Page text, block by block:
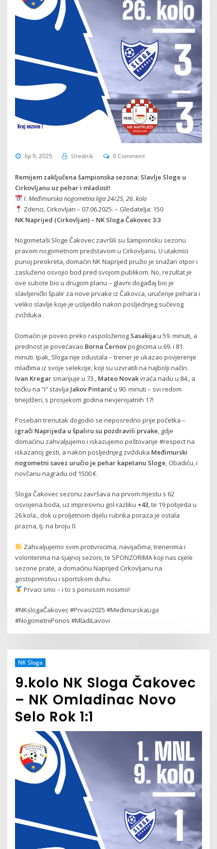
lip 9, 2025 Urednik 0 Comment
Remijem zaključena šampionska sezona: Slavlje Sloge u
Cirkovljanu uz pehar i mladost!
I. Međimurska nogometna liga 24/25, 26. kolo
Zdenci, Cirkovljan – 07.06.2025. – Gledatelja: 150
NK Naprijed (Cirkovljan) – NK Sloga Čakovec 3:3
Nogometaši Sloge Čakovec završili su šampionsku sezonu
pravom nogometnom predstavom u Cirkovljanu. U utakmici
punoj preokreta, domaćin NK Naprijed pružio je snažan otpor i
zasluženo osvojio bod pred svojom publikom. No, rezultat je
ove subote bio u drugom planu – glavni događaj bio je
slavljenički špalir za nove prvake iz Čakovca, uručenje pehara i
veliko slavlje koje je uslijedilo nakon posljednjeg sučevog
zvižduka.
Domaćin je poveo preko raspoloženog Sasakija u 59. minuti, a
prednost je povećavao Borna Černovpogocima u 69. i 81.
minuti. Ipak, Sloga nije odustala – trener je ukazao povjerenje
mlađima iz svoje selekcije, koji su uzvratili na najbolji način.
Ivan Kregar smanjuje u 73., Mateo Novakvraća nadu u 84., a
točku na “i” stavlja Jakov Pintariću 90. minuti – svi redom
tinejdžeri, s prosjekom godina nevjerojatnih 17!
Poseban trenutak dogodio se neposredno prije početka –
igrači Naprijeda u špaliru su pozdravili prvake, gdje
domaćinu zahvaljujemo i iskazujemo poštovanje #respect na
iskazanoj gesti, a nakon posljednjeg zvižduka Međimurski
nogometni savez uručio je pehar kapetanu Sloge, Obadiću, i
novčanu nagradu od 1500 €.
Sloga Čakovec sezonu završava na prvom mjestu s 62
osvojena boda, uz impresivnu gol-razliku +43, te 19 pobjeda u
26 kola., dok u proljetnom dijelu rubrika poraza je ostala
prazna, tj. na broju 0.
Zahvaljujemo svim protivnicima, navijačima, trenerima i
volonterima na sjajnoj sezoni, te SPONZORIMA koji nas cijele
sezone prate, a domaćinu Naprijed Cirkovljanu na
gostoprimstvu i sportskom duhu.
Prvaci smo – i to s ponosom nosimo!
#NKslogaČakovec #Prvaci2025 #MeđimurskaLiga
#NogometniPonos #MladiLavovi
NK Sloga
9.kolo NK Sloga Čakovec
– NK Omladinac Novo
Selo Rok 1:1